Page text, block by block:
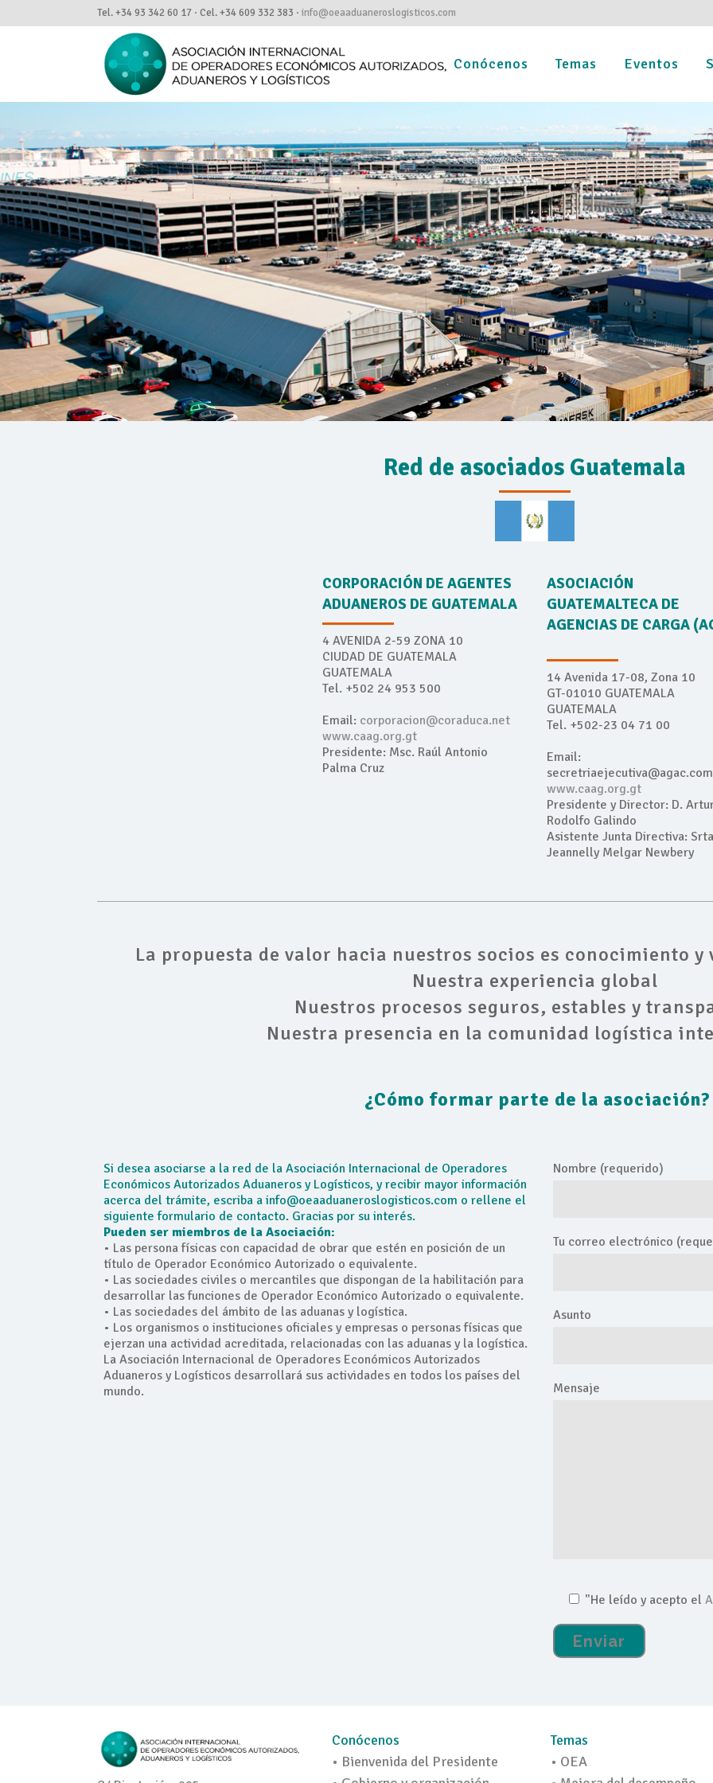
Tel. +34 93 342 60 17 · Cel. +34 609 332 383 · info@oeaaduaneroslogisticos.com
Conócenos Temas Eventos
Red de asociados Guatemala
CORPORACIÓN DE AGENTES
ADUANEROS DE GUATEMALA
4 AVENIDA 2-59 ZONA 10
CIUDAD DE GUATEMALA
GUATEMALA
Tel. +502 24 953 500
Email: corporacion@coraduca.net
www.caag.org.gt
Presidente: Msc. Raúl Antonio
Palma Cruz
ASOCIACIÓN
GUATEMALTECA DE
AGENCIAS DE CARGA
14 Avenida 17-08, Zona 10
GT-01010 GUATEMALA
GUATEMALA
Tel. +502-23 04 71 00
Email:
www.caag.org.gt
Presidente y Director: D.
Rodolfo Galindo
Asistente Junta Directiva:
Jeannelly Melgar Newbery
La propuesta de valor hacia nuestros socios es conocimiento
Nuestra experiencia global
Nuestros procesos seguros, estables y
Nuestra presencia en la comunidad logística
¿Cómo formar parte de la asociación?
Si desea asociarse a la red de la Asociación Internacional de Operadores
Económicos Autorizados Aduaneros y Logísticos, y recibir mayor información
acerca del trámite, escriba a info@oeaaduaneroslogisticos.com o rellene el
siguiente formulario de contacto. Gracias por su interés.
Pueden ser miembros de la Asociación:
• Las persona físicas con capacidad de obrar que estén en posición de un
título de Operador Económico Autorizado o equivalente.
• Las sociedades civiles o mercantiles que dispongan de la habilitación para
desarrollar las funciones de Operador Económico Autorizado o equivalente.
• Las sociedades del ámbito de las aduanas y logística.
• Los organismos o instituciones oficiales y empresas o personas físicas que
ejerzan una actividad acreditada, relacionadas con las aduanas y la logística.
La Asociación Internacional de Operadores Económicos Autorizados
Aduaneros y Logísticos desarrollará sus actividades en todos los países del
mundo.
Nombre (requerido)
Tu correo electrónico
Asunto
Mensaje
"He leído y acepto el
Conócenos
• Bienvenida del Presidente
Temas
• OEA